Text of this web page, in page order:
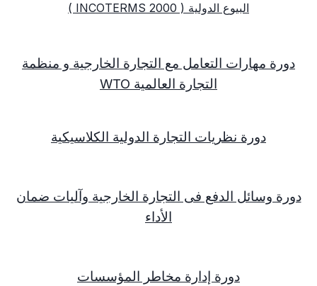
البيوع الدولية ( INCOTERMS 2000
)
دورة مهارات التعامل مع التجارة الخارجية و منظمة
التجارة العالمية WTO
دورة نظريات التجارة الدولية الكلاسيكية
دورة وسائل الدفع فى التجارة الخارجية وآليات ضمان
الأداء
دورة إدارة مخاطر المؤسسات